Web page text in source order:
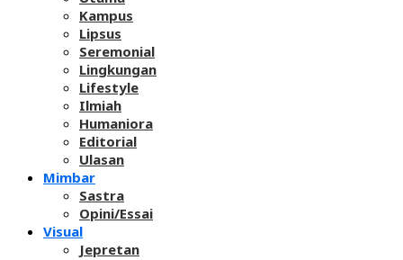
Kampus
Lipsus
Seremonial
Lingkungan
Lifestyle
Ilmiah
Humaniora
Editorial
Ulasan
Mimbar
Sastra
Opini/Essai
Visual
Jepretan